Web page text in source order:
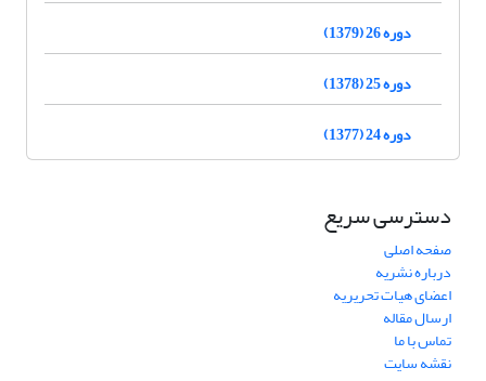
دوره 26 (1379)
دوره 25 (1378)
دوره 24 (1377)
دسترسی سریع
صفحه اصلی
درباره نشریه
اعضای هیات تحریریه
ارسال مقاله
تماس با ما
نقشه سایت